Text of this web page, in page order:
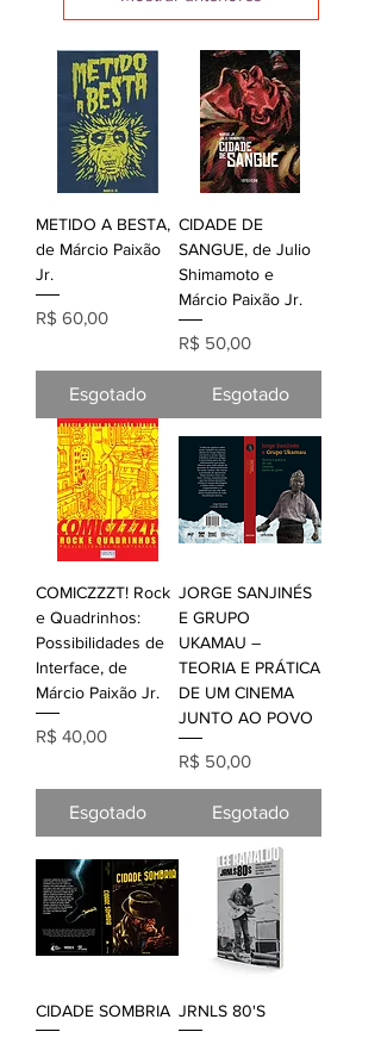
METIDO A BESTA,
de Márcio Paixão
Jr.
Preço
R$ 60,00
Esgotado
CIDADE DE
SANGUE, de Julio
Shimamoto e
Márcio Paixão Jr.
Preço
R$ 50,00
Esgotado
COMICZZZT! Rock
e Quadrinhos:
Possibilidades de
Interface, de
Márcio Paixão Jr.
Preço
R$ 40,00
Esgotado
JORGE SANJINÉS
E GRUPO
UKAMAU –
TEORIA E PRÁTICA
DE UM CINEMA
JUNTO AO POVO
Preço
R$ 50,00
Esgotado
CIDADE SOMBRIA JRNLS 80'S